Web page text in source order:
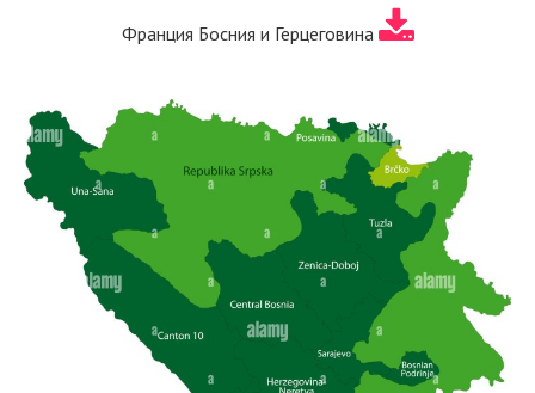
Франция Босния и Герцеговина